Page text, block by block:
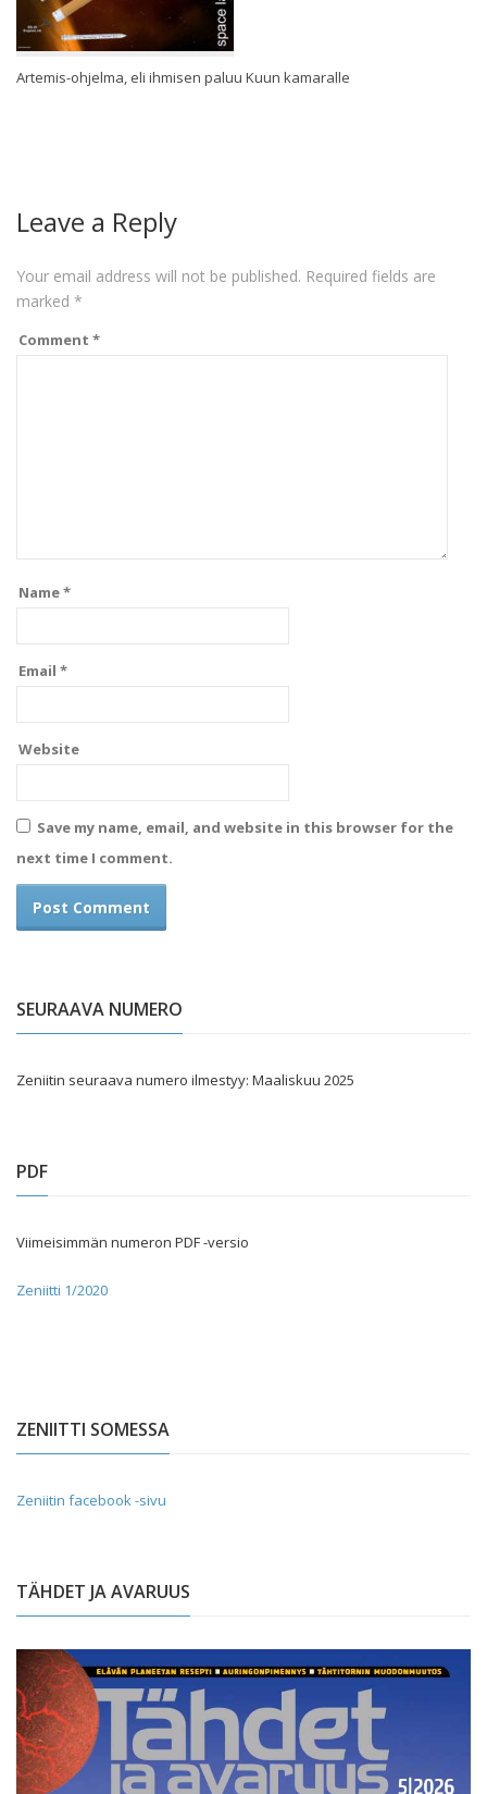
Artemis-ohjelma, eli ihmisen paluu Kuun kamaralle
Leave a Reply
Your email address will not be published. Required fields are
marked *
Comment *
Name*
Email *
Website
Save my name, email, and website in this browser for the
next time I comment.
SEURAAVA NUMERO
Zeniitin seuraava numero ilmestyy: Maaliskuu 2025
PDF
Viimeisimmän numeron PDF -versio
Zeniitti 1/2020
ZENIITTI SOMESSA
Zeniitin facebook -sivu
TÄHDET JA AVARUUS